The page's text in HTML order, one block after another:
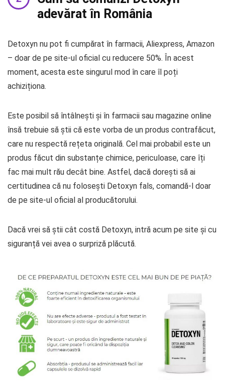
adevărat în România
Detoxyn nu pot fi cumpărat în farmacii, Aliexpress, Amazon
– doar de pe site-ul oficial cu reducere 50%. În acest
moment, acesta este singurul mod în care îl poți
achiziționa.
Este posibil să întâlnești și în farmacii sau magazine online
însă trebuie să știi că este vorba de un produs contrafăcut,
care nu respectă rețeta originală. Cel mai probabil este un
produs făcut din substanțe chimice, periculoase, care îți
fac mai mult rău decât bine. Astfel, dacă dorești să ai
certitudinea că nu folosești Detoxyn fals, comandă-l doar
de pe site-ul oficial al producătorului.
Dacă vrei să știi cât costă Detoxyn, intră acum pe site și cu
siguranță vei avea o surpriză plăcută.